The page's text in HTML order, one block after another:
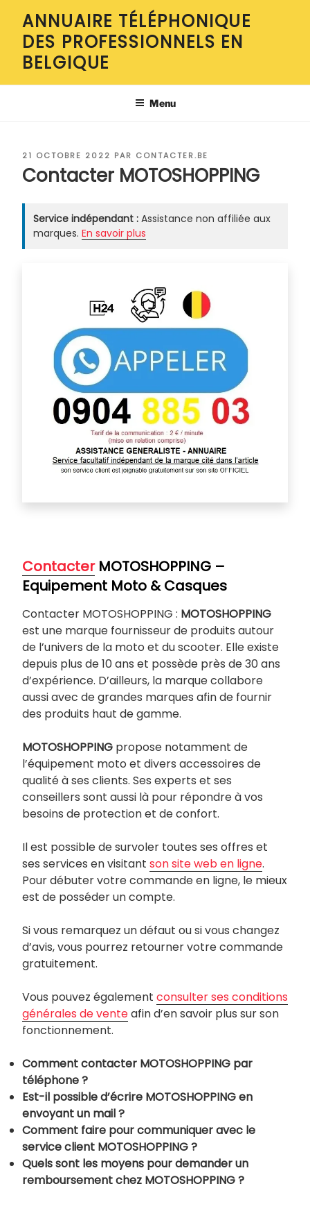
contenu
principal
ANNUAIRE TÉLÉPHONIQUE
DES PROFESSIONNELS EN
BELGIQUE
Menu
PUBLIÉ
LE
21 OCTOBRE 2022 PAR CONTACTER.BE
Contacter MOTOSHOPPING
Service indépendant : Assistance non affiliée aux
marques. En savoir plus
ContacterMOTOSHOPPING –
Equipement Moto & Casques
Contacter MOTOSHOPPING : MOTOSHOPPING
est une marque fournisseur de produits autour
de l’univers de la moto et du scooter. Elle existe
depuis plus de 10 ans et possède près de 30 ans
d’expérience. D’ailleurs, la marque collabore
aussi avec de grandes marques afin de fournir
des produits haut de gamme.
MOTOSHOPPING propose notamment de
l’équipement moto et divers accessoires de
qualité à ses clients. Ses experts et ses
conseillers sont aussi là pour répondre à vos
besoins de protection et de confort.
Il est possible de survoler toutes ses offres et
ses services en visitant son site web en ligne.
Pour débuter votre commande en ligne, le mieux
est de posséder un compte.
Si vous remarquez un défaut ou si vous changez
d’avis, vous pourrez retourner votre commande
gratuitement.
Vous pouvez également consulter ses conditions
générales de venteafin d’en savoir plus sur son
fonctionnement.
Comment contacter MOTOSHOPPING par
téléphone ?
Est-il possible d’écrire MOTOSHOPPING en
envoyant un mail ?
Comment faire pour communiquer avec le
service client MOTOSHOPPING ?
Quels sont les moyens pour demander un
remboursement chez MOTOSHOPPING ?